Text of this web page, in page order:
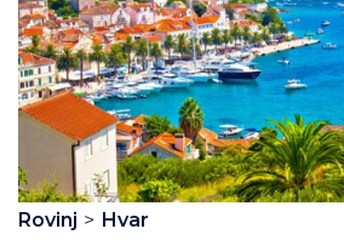
Rovinj
Hvar